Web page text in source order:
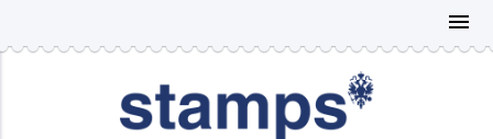
menu